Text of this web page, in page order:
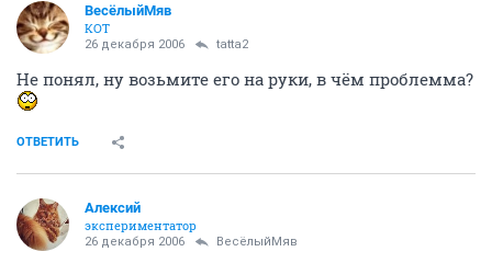
ВесёлыйМяв
КОТ
26 декабря 2006 tatta2
Не понял, ну возьмите его на руки, в чём проблемма?
ОТВЕТИТЬ
Алексий
экспериментатор
26 декабря 2006 ВесёлыйМяв